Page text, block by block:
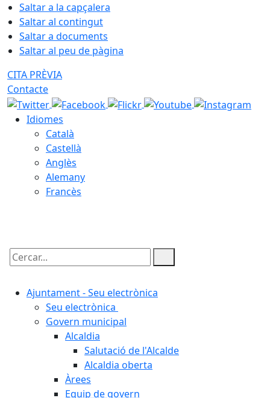
Saltar a la capçalera
Saltar al contingut
Saltar a documents
Saltar al peu de pàgina
CITA PRÈVIA
Contacte
Idiomes
Català
Castellà
Anglès
Alemany
Francès
Cercar:
Ajuntament - Seu electrònica
Seu electrònica
Govern municipal
Alcaldia
Salutació de l'Alcalde
Alcaldia oberta
Àrees
Equip de govern